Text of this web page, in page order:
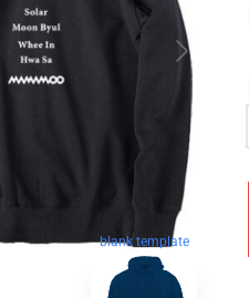
blank template